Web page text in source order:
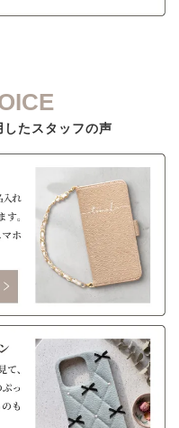
たスタッフの声